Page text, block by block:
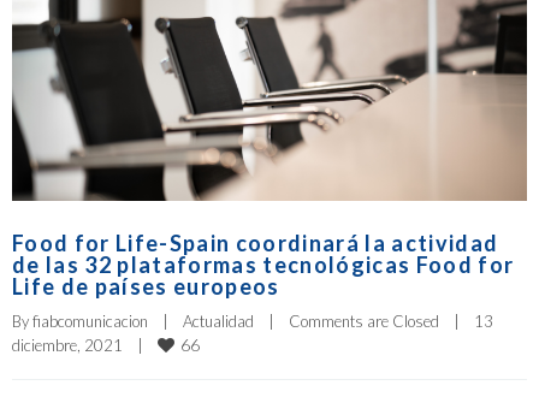
Food for Life-Spain coordinará la actividad
de las 32 plataformas tecnológicas Food for
Life de países europeos
By fiabcomunicacion Actualidad Comments are Closed
13
diciembre, 2021
66